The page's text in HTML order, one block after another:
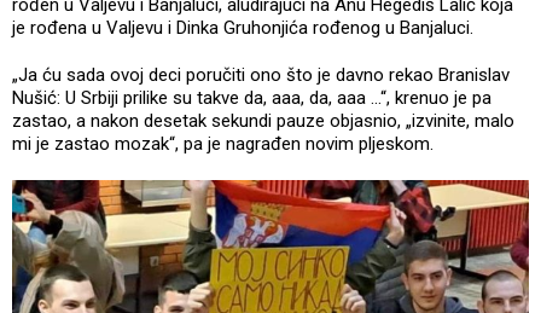
rođen u Valjevu i Banjaluci, aludirajući na Anu Hegediš Lalić koja
je rođena u Valjevu i Dinka Gruhonjića rođenog u Banjaluci.
„Ja ću sada ovoj deci poručiti ono što je davno rekao Branislav
Nušić: U Srbiji prilike su takve da, aaa, da, aaa …“, krenuo je pa
zastao, a nakon desetak sekundi pauze objasnio, „izvinite, malo
mi je zastao mozak“, pa je nagrađen novim pljeskom.